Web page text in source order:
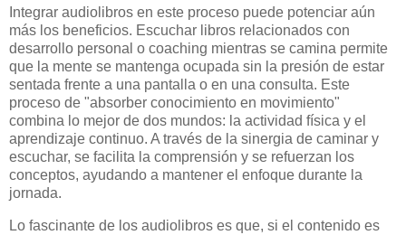
Integrar audiolibros en este proceso puede potenciar aún
más los beneficios. Escuchar libros relacionados con
desarrollo personal o coaching mientras se camina permite
que la mente se mantenga ocupada sin la presión de estar
sentada frente a una pantalla o en una consulta. Este
proceso de "absorber conocimiento en movimiento"
combina lo mejor de dos mundos: la actividad física y el
aprendizaje continuo. A través de la sinergia de caminar y
escuchar, se facilita la comprensión y se refuerzan los
conceptos, ayudando a mantener el enfoque durante la
jornada.
Lo fascinante de los audiolibros es que, si el contenido es